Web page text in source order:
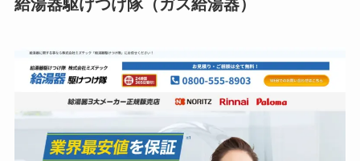
給湯器駆けつけ隊（ガス給湯器）